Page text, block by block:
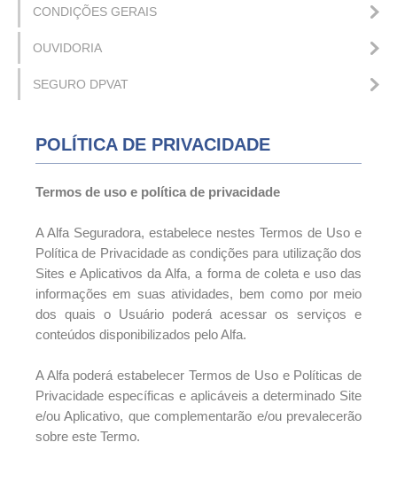
CONDIÇÕES GERAIS
OUVIDORIA
SEGURO DPVAT
POLÍTICA DE PRIVACIDADE
Termos de uso e política de privacidade
A Alfa Seguradora, estabelece nestes Termos de Uso e
Política de Privacidade as condições para utilização dos
Sites e Aplicativos da Alfa, a forma de coleta e uso das
informações em suas atividades, bem como por meio
dos quais o Usuário poderá acessar os serviços e
conteúdos disponibilizados pelo Alfa.
A Alfa poderá estabelecer Termos de Uso e Políticas de
Privacidade específicas e aplicáveis a determinado Site
e/ou Aplicativo, que complementarão e/ou prevalecerão
sobre este Termo.